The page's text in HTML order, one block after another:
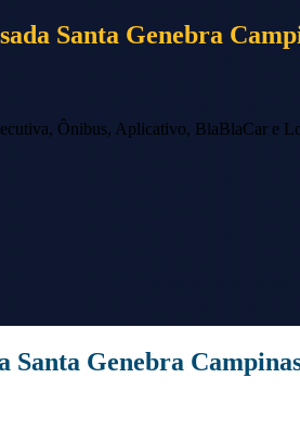
Santa Genebra
Ônibus, Aplicativo, BlaBlaCar e
Santa Genebra